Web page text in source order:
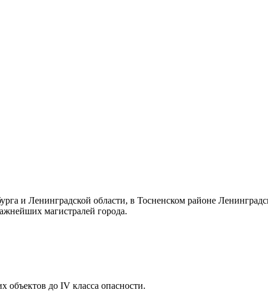
и Ленинградской области, в Тосненском районе
магистралей города.
объектов до IV класса опасности.